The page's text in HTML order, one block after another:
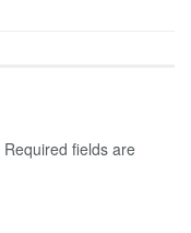
Required fields are